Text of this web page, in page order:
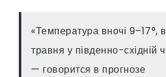
«Температура вночі 9–17°,
травня у південно-східній
— говорится в прогнозе